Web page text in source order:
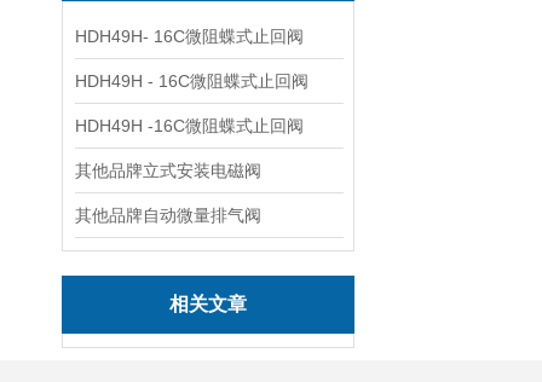
HDH49H- 16C微阻蝶式止回阀
HDH49H - 16C微阻蝶式止回阀
HDH49H -16C微阻蝶式止回阀
其他品牌立式安装电磁阀
其他品牌自动微量排气阀
相关文章